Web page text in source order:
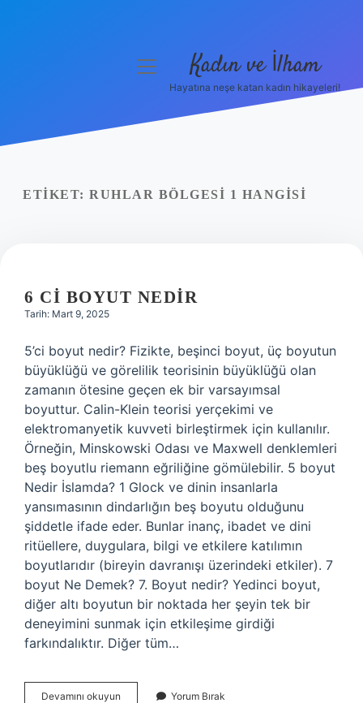
Yasal Uyarı
menüyü
Kadın ve İlham
Hayatına neşe katan kadın hikayeleri!
ETIKET: RUHLAR BÖLGESI 1 HANGISI
6 CI BOYUT NEDIR
Tarih: Mart 9, 2025
5’ci boyut nedir? Fizikte, beşinci boyut, üç boyutun
büyüklüğü ve görelilik teorisinin büyüklüğü olan
zamanın ötesine geçen ek bir varsayımsal
boyuttur. Calin-Klein teorisi yerçekimi ve
elektromanyetik kuvveti birleştirmek için kullanılır.
Örneğin, Minskowski Odası ve Maxwell denklemleri
beş boyutlu riemann eğriliğine gömülebilir. 5 boyut
Nedir İslamda? 1 Glock ve dinin insanlarla
yansımasının dindarlığın beş boyutu olduğunu
şiddetle ifade eder. Bunlar inanç, ibadet ve dini
ritüellere, duygulara, bilgi ve etkilere katılımın
boyutlarıdır (bireyin davranışı üzerindeki etkiler). 7
boyut Ne Demek? 7. Boyut nedir? Yedinci boyut,
diğer altı boyutun bir noktada her şeyin tek bir
deneyimini sunmak için etkileşime girdiği
farkındalıktır. Diğer tüm…
Devamını okuyun Yorum Bırak